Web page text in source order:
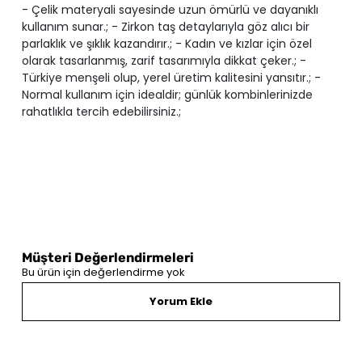
- Çelik materyali sayesinde uzun ömürlü ve dayanıklı
kullanım sunar.; - Zirkon taş detaylarıyla göz alıcı bir
parlaklık ve şıklık kazandırır.; - Kadın ve kızlar için özel
olarak tasarlanmış, zarif tasarımıyla dikkat çeker.; -
Türkiye menşeli olup, yerel üretim kalitesini yansıtır.; -
Normal kullanım için idealdir; günlük kombinlerinizde
rahatlıkla tercih edebilirsiniz.;
Müşteri Değerlendirmeleri
Bu ürün için değerlendirme yok
Yorum Ekle